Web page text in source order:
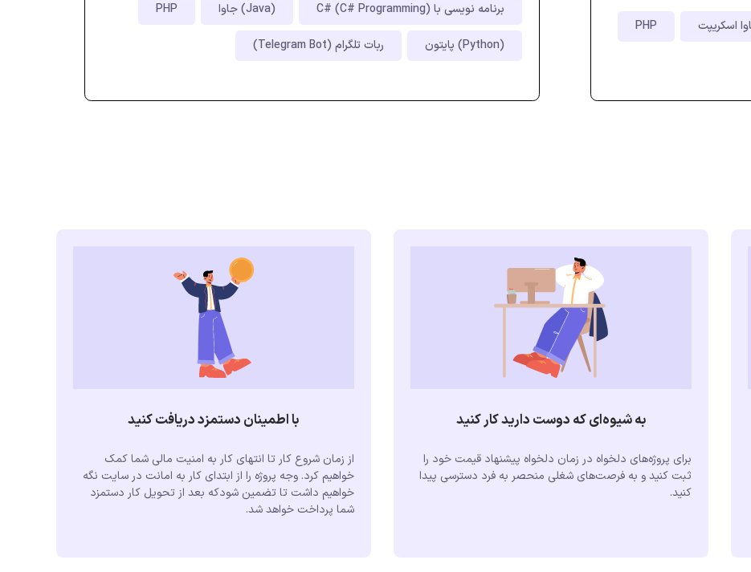
PHP
برنامه نویسی با C# (C# Programming) جاوا (Java) PHP
پایتون (Python) ربات تلگرام (Telegram Bot)
به شیوه‌ای که دوست دارید کار کنید
برای پروژه‌های دلخواه در زمان دلخواه پیشنهاد قیمت خود را
ثبت کنید و به فرصت‌های شغلی منحصر به فرد دسترسی پیدا
کنید.
با اطمینان دستمزد دریافت کنید
از زمان شروع کار تا انتهای کار به امنیت مالی شما کمک
خواهیم کرد. وجه پروژه را از ابتدای کار به امانت در سایت نگه
خواهیم داشت تا تضمین شودکه بعد از تحویل کار دستمزد
شما پرداخت خواهد شد.